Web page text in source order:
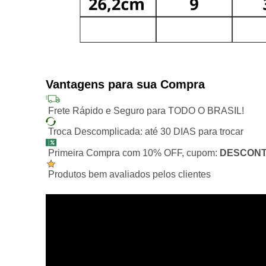
Vantagens para sua Compra
Frete Rápido e Seguro para TODO O BRASIL!
Troca Descomplicada: até 30 DIAS para trocar
Primeira Compra com 10% OFF, cupom:
Produtos bem avaliados pelos clientes